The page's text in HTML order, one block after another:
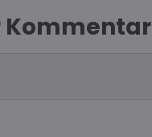
Kommentar